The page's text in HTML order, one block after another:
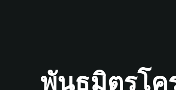
พันธมิตรโค